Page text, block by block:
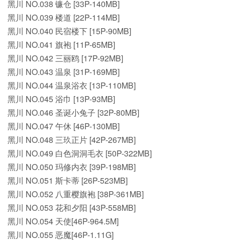
黑川 NO.038 镰仓 [33P-140MB]
黑川 NO.039 楼道 [22P-114MB]
黑川 NO.040 民宿楼下 [15P-90MB]
黑川 NO.041 旗袍 [11P-65MB]
黑川 NO.042 三丽鸥 [17P-92MB]
黑川 NO.043 温泉 [31P-169MB]
黑川 NO.044 温泉浴衣 [13P-110MB]
黑川 NO.045 浴巾 [13P-93MB]
黑川 NO.046 圣诞小兔子 [32P-80MB]
黑川 NO.047 午休 [46P-130MB]
黑川 NO.048 三玖正片 [42P-267MB]
黑川 NO.049 白色洞洞毛衣 [50P-322MB]
黑川 NO.050 玛修内衣 [39P-198MB]
黑川 NO.051 斯卡蒂 [26P-523MB]
黑川 NO.052 八重樱旗袍 [38P-361MB]
黑川 NO.053 花和夕阳 [43P-558MB]
黑川 NO.054 天使[46P-964.5M]
黑川 NO.055 恶魔[46P-1.11G]